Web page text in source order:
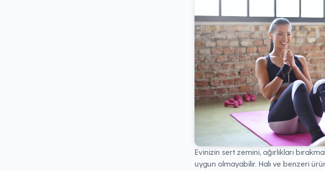
Evinizin sert zemini, ağırlıkları
uygun olmayabilir. Halı ve benzeri